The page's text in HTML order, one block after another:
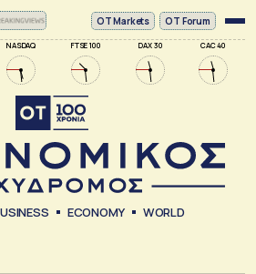
NASDAQ FTSE 100 DAX 30 CAC 40
ΟΤ Markets OT Forum
ECONOMY WORLD